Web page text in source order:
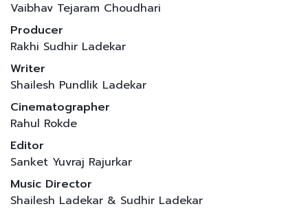
Vaibhav Tejaram Choudhari
Producer
Rakhi Sudhir Ladekar
Writer
Shailesh Pundlik Ladekar
Cinematographer
Rahul Rokde
Editor
Sanket Yuvraj Rajurkar
Music Director
Shailesh Ladekar & Sudhir Ladekar